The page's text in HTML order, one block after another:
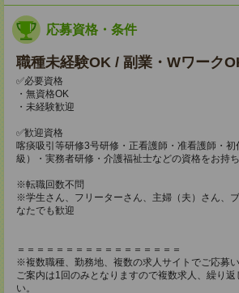
応募資格・条件
職種未経験OK / 副業・Wワーク
✅必要資格
・無資格OK
・未経験歓迎
✅歓迎資格
喀痰吸引等研修3号研修・正看護師・准看護師・
級）・実務者研修・介護福祉士などの資格をお持
※転職回数不問
※学生さん、フリーターさん、主婦（夫）さん、
なたでも歓迎
＝＝＝＝＝＝＝＝＝＝＝＝＝＝＝＝＝
※複数職種、勤務地、複数の求人サイトでご応募
ご案内は1回のみとなりますので複数求人、繰り
い。